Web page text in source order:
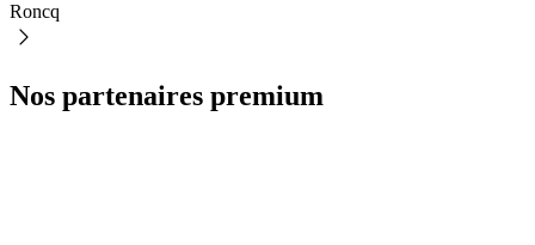
Roncq
Nos partenaires premium